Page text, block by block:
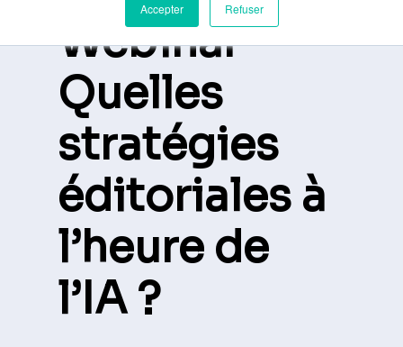
Accepter Refuser
Webinar –
Quelles
stratégies
éditoriales à
l’heure de
l’IA ?